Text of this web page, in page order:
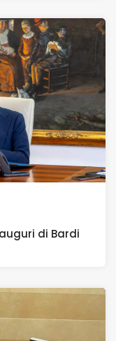
di Bardi